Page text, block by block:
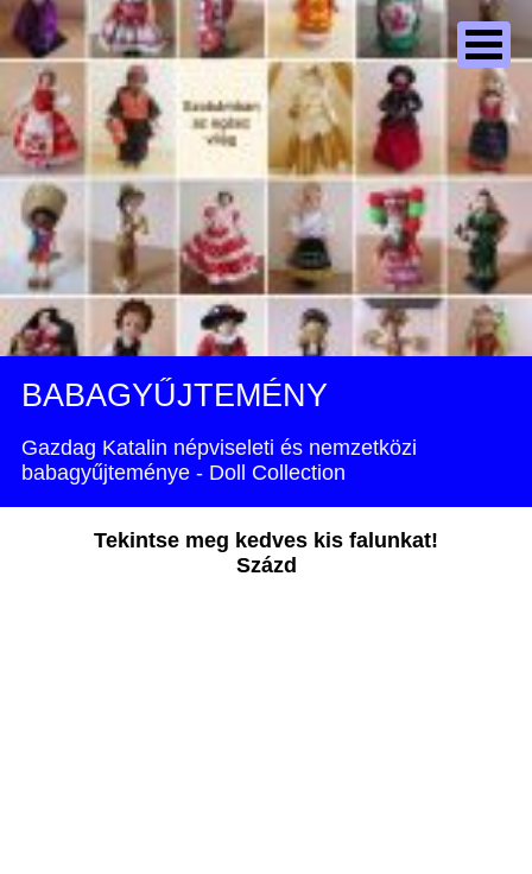
BABAGYŰJTEMÉNY
Gazdag Katalin népviseleti és nemzetközi
babagyűjteménye - Doll Collection
Tekintse meg kedves kis falunkat!
Százd